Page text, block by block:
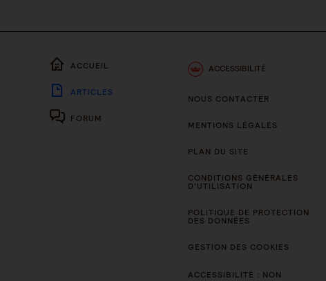
ACCUEIL
ARTICLES
FORUM
ACCESSIBILITÉ
NOUS CONTACTER
MENTIONS LÉGALES
PLAN DU SITE
CONDITIONS GÉNÉRALES
D’UTILISATION
POLITIQUE DE PROTECTION
DES DONNÉES
GESTION DES COOKIES
ACCESSIBILITÉ : NON